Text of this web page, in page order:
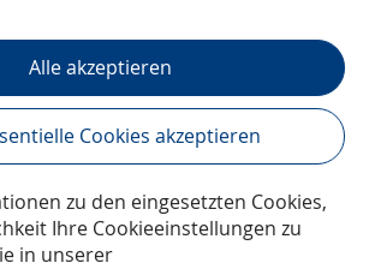
Alle akzeptieren
Cookies akzeptieren
zu den eingesetzten Cookies,
Ihre Cookieeinstellungen zu
in unserer